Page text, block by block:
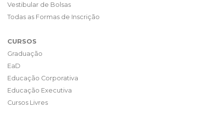
Vestibular de Bolsas
Todas as Formas de Inscrição
CURSOS
Graduação
EaD
Educação Corporativa
Educação Executiva
Cursos Livres